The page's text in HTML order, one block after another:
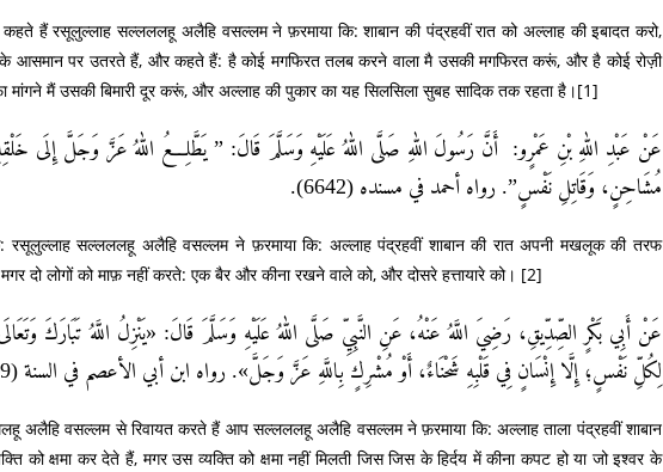
हैं रसूलुल्लाह सल्लललहू अलैहि वसल्लम ने फ़रमाया कि: शाबान की पंद्रहवीं रात को अल्लाह की इबादत करो,
आसमान पर उतरते हैं, और कहते हैं: है कोई मगफिरत तलब करने वाला मै उसकी मगफिरत करूं, और है कोई रोज़ी
मांगने मैं उसकी बिमारी दूर करूं, और अल्लाह की पुकार का यह सिलसिला सुबह सादिक तक रहता है।[1]
عَنْ عَبْدِ اللهِ بْنِ عَمْرٍو: أَنَّ رَسُولَ اللهِ صَلَّى اللهُ عَلَيْهِ وَسَلَّمَ قَالَ: ” يَطَّلِعُ اللهُ عَزَّ وَجَلَّ إِلَى خَلْقِهِ
مُشَاحِنٍ، وَقَاتِلِ نَفْسٍ”. رواه أحمد في مسنده (6642).
रसूलुल्लाह सल्लललहू अलैहि वसल्लम ने फ़रमाया कि: अल्लाह पंद्रहवीं शाबान की रात अपनी मखलूक की तरफ
दो लोगों को माफ़ नहीं करते: एक बैर और कीना रखने वाले को, और दोसरे हत्तायारे को। [2]
عَنْ أَبِي بَكْرٍ الصِّدِّيقِ، رَضِيَ اللَّهُ عَنْهُ، عَنِ النَّبِيِّ صَلَّى اللهُ عَلَيْهِ وَسَلَّمَ قَالَ: «يَنْزِلُ اللَّهُ تَبَارَكَ
لِكُلِّ نَفْسٍ؛ إِلَّا إِنْسَانٍ فِي قَلْبِهِ شَحْنَاءٌ، أَوْ مُشْرِكٍ بِاللَّهِ عَزَّ وَجَلَّ». رواه ابن أبي الأعصم في السنة (509).
अलैहि वसल्लम से रिवायत करते हैं आप सल्लललहू अलैहि वसल्लम ने फ़रमाया कि: अल्लाह ताला पंद्रहवीं शाबान
को क्षमा कर देते हैं, मगर उस व्यक्ति को क्षमा नहीं मिलती जिस जिस के हिर्दय में कीना कपट हो या जो इश्वर के